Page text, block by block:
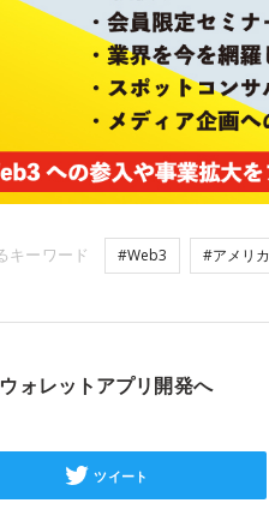
キーワード #Web3 #アメリカ
ォレットアプリ開発へ
ツイート